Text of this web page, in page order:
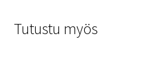
Tutustu myös